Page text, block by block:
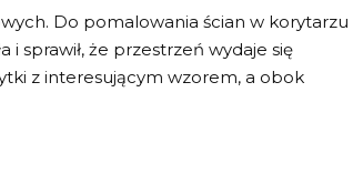
Do pomalowania ścian w korytarzu
i sprawił, że przestrzeń wydaje się
z interesującym wzorem, a obok